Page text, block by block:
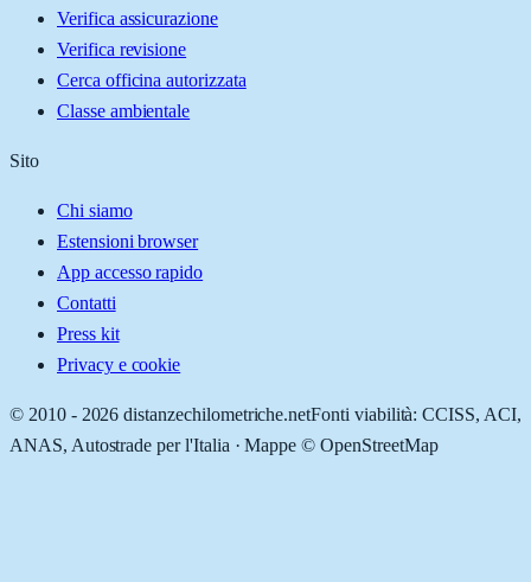
Verifica assicurazione
Verifica revisione
Cerca officina autorizzata
Classe ambientale
Sito
Chi siamo
Estensioni browser
App accesso rapido
Contatti
Press kit
Privacy e cookie
© 2010 - 2026 distanzechilometriche.netFonti viabilità: CCISS, ACI,
ANAS, Autostrade per l'Italia · Mappe © OpenStreetMap